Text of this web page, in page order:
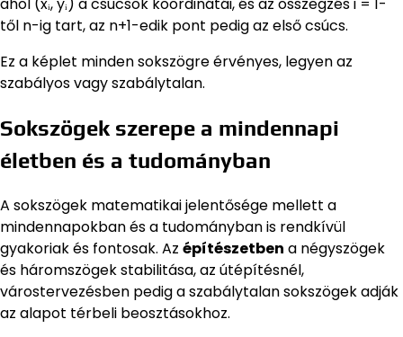
től n-ig tart, az n+1-edik pont pedig az első csúcs.
Ez a képlet minden sokszögre érvényes, legyen az
szabályos vagy szabálytalan.
Sokszögek szerepe a mindennapi
életben és a tudományban
A sokszögek matematikai jelentősége mellett a
mindennapokban és a tudományban is rendkívül
gyakoriak és fontosak. Az építészetben a négyszögek
és háromszögek stabilitása, az útépítésnél,
várostervezésben pedig a szabálytalan sokszögek adják
az alapot térbeli beosztásokhoz.